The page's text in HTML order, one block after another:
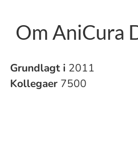
Om AniCura
Grundlagt i 2011
Kollegaer 7500